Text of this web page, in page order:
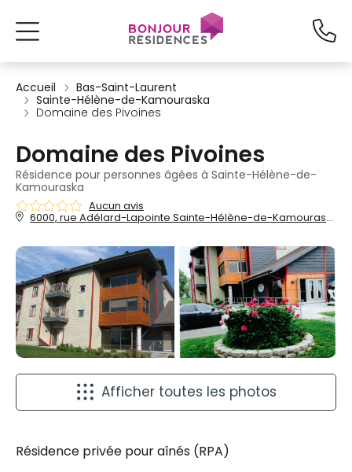
Accueil
Bas-Saint-Laurent
Sainte-Hélène-de-Kamouraska
Domaine des Pivoines
Domaine des Pivoines
Résidence pour personnes âgées à Sainte-Hélène-de-
Kamouraska
Aucun avis
6000, rue Adélard-Lapointe Sainte-Hélène-de-Kamouraska, QC, G0L 3J0
Afficher toutes les photos
Résidence privée pour aînés (RPA)